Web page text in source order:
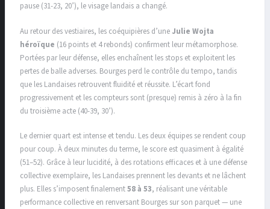
pause (31-23, 20’), le visage landais a changé.
Au retour des vestiaires, les coéquipières d’uneJulie Wojta
héroïque (16 points et 4 rebonds) confirment leur métamorphose.
Portées par leur défense, elles enchaînent les stops et exploitent les
pertes de balle adverses. Bourges perd le contrôle du tempo, tandis
que les Landaises retrouvent fluidité et réussite. L’écart fond
progressivement et les compteurs sont (presque) remis à zéro à la fin
du troisième acte (40-39, 30’).
Le dernier quart est intense et tendu. Les deux équipes se rendent coup
pour coup. À deux minutes du terme, le score est quasiment à égalité
(51–52). Grâce à leur lucidité, à des rotations efficaces et à une défense
collective exemplaire, les Landaises prennent les devants et ne lâchent
plus. Elles s’imposent finalement58 à 53, réalisant une véritable
performance collective en renversant Bourges sur son parquet — une